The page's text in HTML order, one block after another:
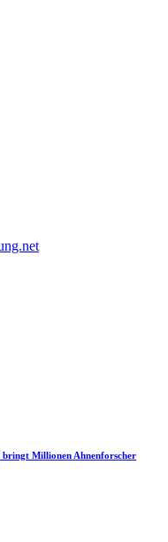
bringt Millionen Ahnenforscher